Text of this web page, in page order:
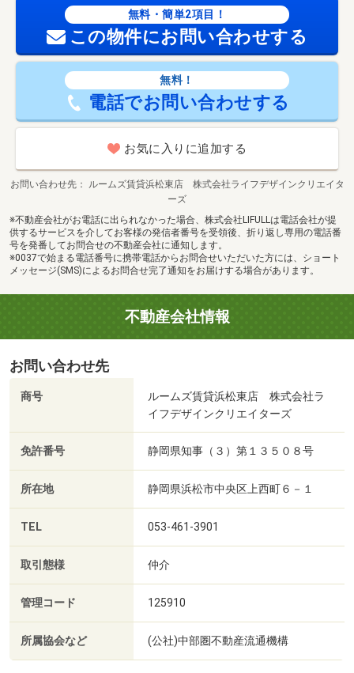
無料・簡単2項目！
この物件にお問い合わせする
無料！
電話でお問い合わせする
お気に入りに追加する
お問い合わせ先
ルームズ賃貸浜松東店 株式会社ライフデザインクリエイタ
ーズ
※不動産会社がお電話に出られなかった場合、株式会社LIFULLは電話会社が提
供するサービスを介してお客様の発信者番号を受領後、折り返し専用の電話番
号を発番してお問合せの不動産会社に通知します。
※0037で始まる電話番号に携帯電話からお問合せいただいた方には、ショート
メッセージ(SMS)によるお問合せ完了通知をお届けする場合があります。
不動産会社情報
お問い合わせ先
商号
ルームズ賃貸浜松東店 株式会社ラ
イフデザインクリエイターズ
免許番号 静岡県知事（３）第１３５０８号
所在地 静岡県浜松市中央区上西町６－１
TEL 053-461-3901
取引態様 仲介
管理コード 125910
所属協会など (公社)中部圏不動産流通機構